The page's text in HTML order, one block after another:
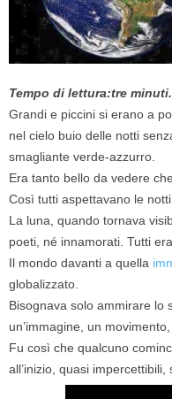
Tempo di lettura:tre
Grandi e piccini si erano a
nel cielo buio delle notti
smagliante verde-azzurro.
Era tanto bello da vedere
Così tutti aspettavano le
La luna, quando tornava
poeti, né innamorati. Tutti
Il mondo davanti a quella
globalizzato.
Bisognava solo ammirare lo
un’immagine, un
Fu così che qualcuno
all’inizio, quasi impercettibili,